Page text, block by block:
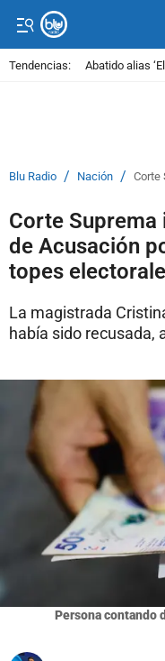
Tendencias: Abatido alias
Blu Radio / Nación / Corte
Corte
de Acusación
topes
La magistrada
había sido recusada,
Persona contando